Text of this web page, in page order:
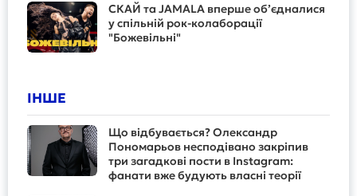
СКАЙ та JAMALA вперше об’єдналися
у спільній рок-колаборації
"Божевільні"
ІНШЕ
Що відбувається? Олександр
Пономарьов несподівано закріпив
три загадкові пости в Instagram:
фанати вже будують власні теорії